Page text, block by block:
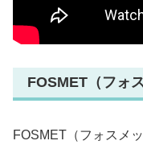
FOSMET（フォ
FOSMET（フォスメ